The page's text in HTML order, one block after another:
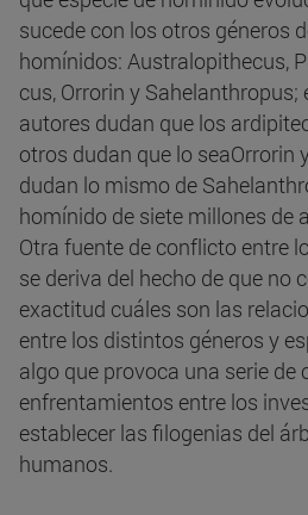
sucede con los otros géneros
homínidos: Australopithecus,
cus, Orrorin y Sahelanthropus;
autores dudan que los
otros dudan que lo seaOrrorin
dudan lo mismo de
homínido de siete millones de
Otra fuente de conflicto entre
se deriva del hecho de que no
exactitud cuáles son las
entre los distintos géneros y
algo que provoca una serie de
enfrentamientos entre los
establecer las filogenias del
humanos.